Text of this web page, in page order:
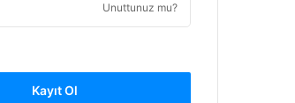
Unuttunuz mu?
Kayıt Ol